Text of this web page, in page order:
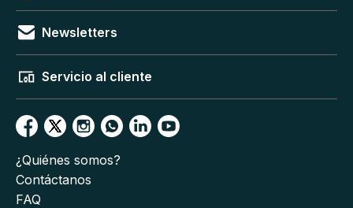
Newsletters
Servicio al cliente
¿Quiénes somos?
Contáctanos
FAQ